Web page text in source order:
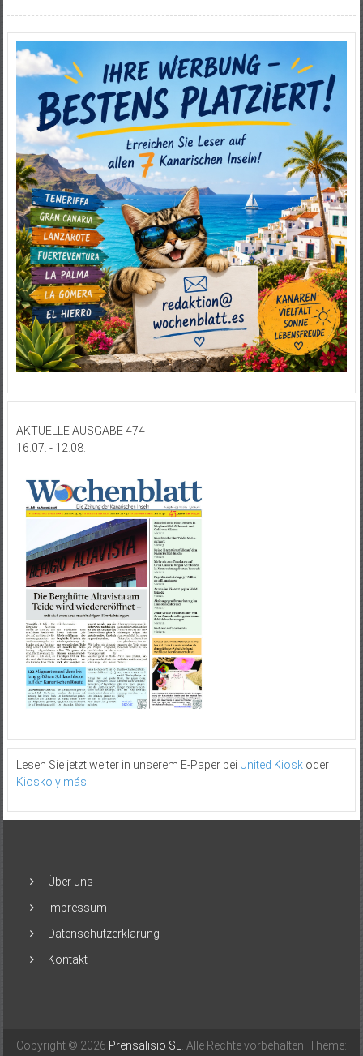
AKTUELLE AUSGABE 474
16.07. - 12.08.
Lesen Sie jetzt weiter in unserem E-Paper bei United Kioskoder
Kiosko y más
Über uns
Impressum
Datenschutzerklärung
Kontakt
Copyright © 2026 Prensalisio SL
. Alle Rechte vorbehalten. Theme: